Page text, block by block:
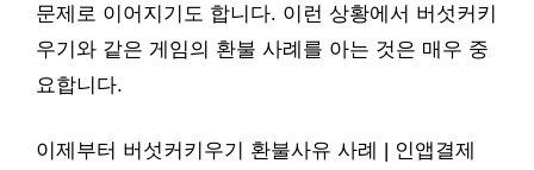
문제로 이어지기도 합니다. 이런 상황에서 버섯커키
우기와 같은 게임의 환불 사례를 아는 것은 매우 중
요합니다.
이제부터 버섯커키우기 환불사유 사례 | 인앱결제